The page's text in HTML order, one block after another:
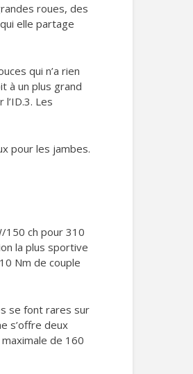
roues, des
elle partage
qui n’a rien
à un plus grand
Les
pour les jambes.
150 ch pour 310
la plus sportive
Nm de couple
se font rares sur
s’offre deux
de 160